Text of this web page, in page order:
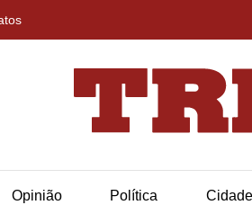
Opinião Política